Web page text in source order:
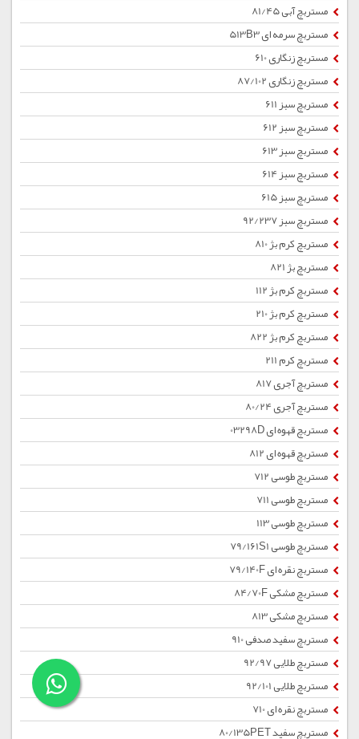
مستربچ آبی 81/45
مستربچ سرمه ای 513B3
مستربچ زنگاری 610
مستربچ زنگاری 87/102
مستربچ سبز 611
مستربچ سبز 612
مستربچ سبز 613
مستربچ سبز 614
مستربچ سبز 615
مستربچ سبز 92/237
مستربچ کرم بژ 810
مستربچ بژ 821
مستربچ کرم بژ 112
مستربچ کرم بژ 210
مستربچ کرم بژ 822
مستربچ کرم 211
مستربچ آجری 817
مستربچ آجری 80/24
مستربچ قهوه ای 03298D
مستربچ قهوه ای 812
مستربچ طوسی 712
مستربچ طوسی 711
مستربچ طوسی 113
مستربچ طوسی 79/161S1
مستربچ نقره ای 79/140F
مستربچ مشکی 84/70F
مستربچ مشکی 813
مستربچ سفید صدفی 910
مستربچ طلایی 92/97
مستربچ طلایی 92/101
مستربچ نقره ای 710
مستربچ سفید 80/135PET